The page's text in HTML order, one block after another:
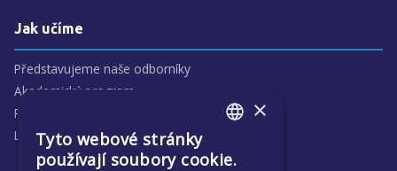
Jak učíme
Představujeme naše odborníky
Akademický program
Předmětové oblasti
Lidé
×
Tyto webové stránky
používají soubory cookie.